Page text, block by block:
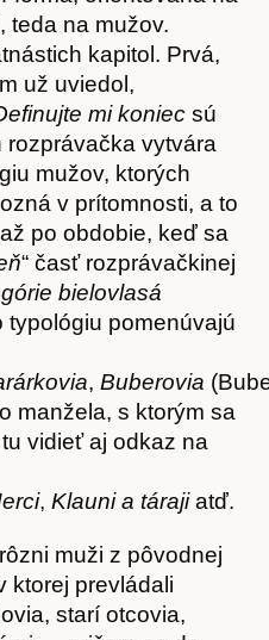
teda na mužov.
kapitol. Prvá,
už uviedol,
mi koniec sú
rozprávačka vytvára
mužov, ktorých
v prítomnosti, a to
po obdobie, keď sa
“ časť rozprávačkinej
bielovlasá
typológiu pomenúvajú
, Buberovia
manžela, s ktorým sa
vidieť aj odkaz na
, Klauni a tárajiatď.
muži z pôvodnej
ktorej prevládali
starí otcovia,